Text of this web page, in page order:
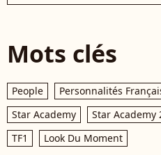
Mots clés
People Personnalités
Star Academy
Star Academy
TF1
Look Du Moment